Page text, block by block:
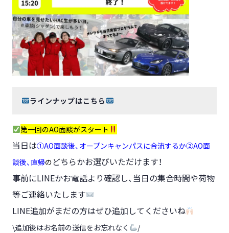
ラインナップはこちら
第一回のAO面談がスタート
当日は①AO面談後、オープンキャンパスに合流するか②AO面
談後、直帰の どちらかお選びいただけます！
事前にLINEかお電話より確認し、当日の集合時間や荷物
等ご連絡いたします
LINE追加がまだの方はぜひ追加してくださいね
\追加後はお名前の送信をお忘れなく /